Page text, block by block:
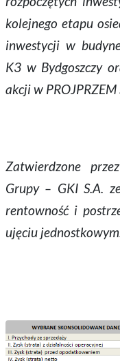
kolejnego etapu
inwestycji w
K3 w Bydgoszczy
akcji w PROJPRZEM
Zatwierdzone
Grupy – GKI S.A.
rentowność i
ujęciu